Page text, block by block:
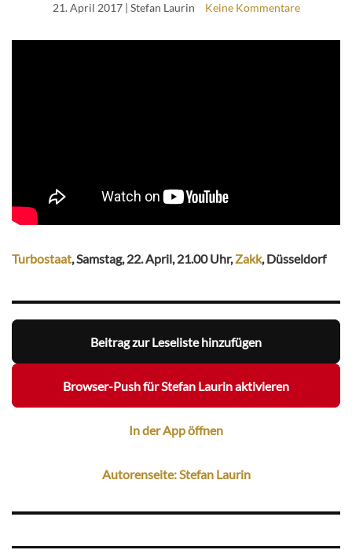
21. April 2017| Stefan Laurin Keine Kommentare
Turbostaat, Samstag, 22. April, 21.00 Uhr,Zakk, Düsseldorf
Beitrag zur Leseliste hinzufügen
Browser-Push für Stefan Laurin aktivieren
In der App öffnen
Autorenseite: Stefan Laurin